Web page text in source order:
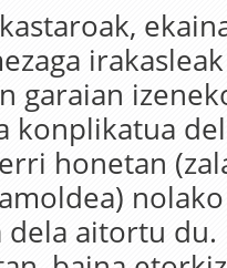
garaian
konplikatua
honetan
aitortu